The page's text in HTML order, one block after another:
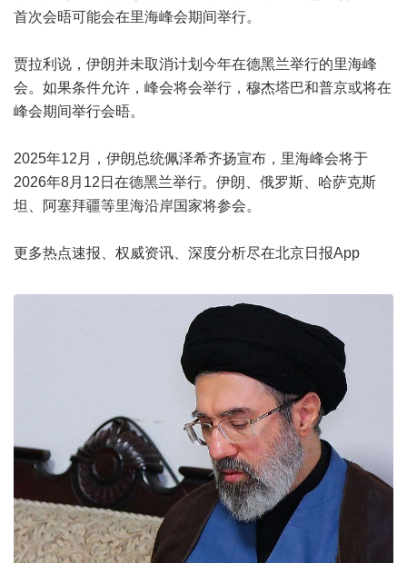
首次会晤可能会在里海峰会期间举行。
贾拉利说，伊朗并未取消计划今年在德黑兰举行的里海峰
会。如果条件允许，峰会将会举行，穆杰塔巴和普京或将在
峰会期间举行会晤。
2025年12月，伊朗总统佩泽希齐扬宣布，里海峰会将于
2026年8月12日在德黑兰举行。伊朗、俄罗斯、哈萨克斯
坦、阿塞拜疆等里海沿岸国家将参会。
更多热点速报、权威资讯、深度分析尽在北京日报App